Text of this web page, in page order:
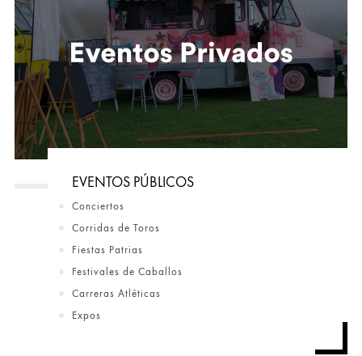
EVENTOS PÚBLICOS
Conciertos
Corridas de Toros
Fiestas Patrias
Festivales de Caballos
Carreras Atléticas
Expos